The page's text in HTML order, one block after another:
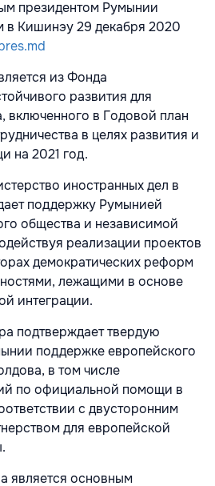
президентом Румынии
в Кишинэу 29 декабря 2020
из Фонда
развития для
включенного в Годовой план
в целях развития и
на 2021 год.
иностранных дел в
поддержку Румынией
общества и независимой
реализации проектов
демократических реформ
лежащими в основе
интеграции.
подтверждает твердую
поддержке европейского
в том числе
по официальной помощи в
с двусторонним
для европейской
является основным